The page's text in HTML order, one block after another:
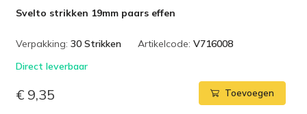
Svelto strikken 19mm paars effen
Verpakking: 30 Strikken Artikelcode: V716008
Direct leverbaar
€ 9,35 Toevoegen